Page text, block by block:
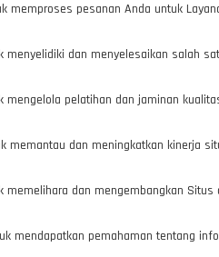
memproses pesanan Anda untuk
menyelidiki dan menyelesaikan salah
mengelola pelatihan dan jaminan
memantau dan meningkatkan kinerja
memelihara dan mengembangkan Situs
mendapatkan pemahaman tentang